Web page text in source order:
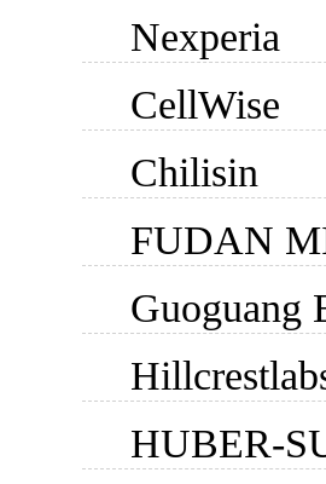
Nexperia
CellWise
Chilisin
FUDAN
Guoguang
HUBER-